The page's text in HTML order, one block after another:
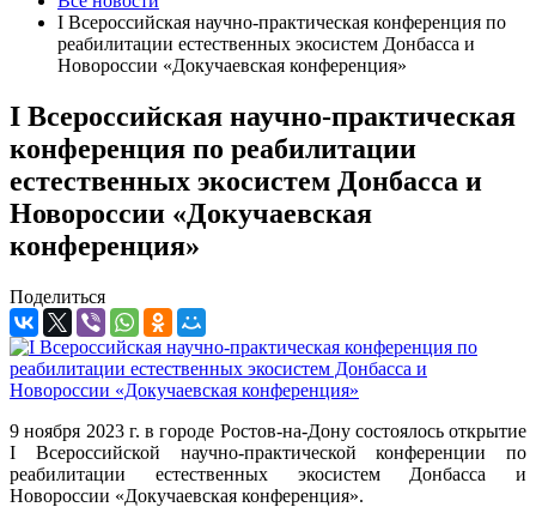
I Всероссийская научно-практическая конференция по
реабилитации естественных экосистем Донбасса и
Новороссии «Докучаевская конференция»
I Всероссийская научно-практическая
конференция по реабилитации
естественных экосистем Донбасса и
Новороссии «Докучаевская
конференция»
Поделиться
9 ноября 2023 г. в городе Ростов-на-Дону состоялось открытие
I Всероссийской научно-практической конференции по
реабилитации естественных экосистем Донбасса и
Новороссии «Докучаевская конференция».